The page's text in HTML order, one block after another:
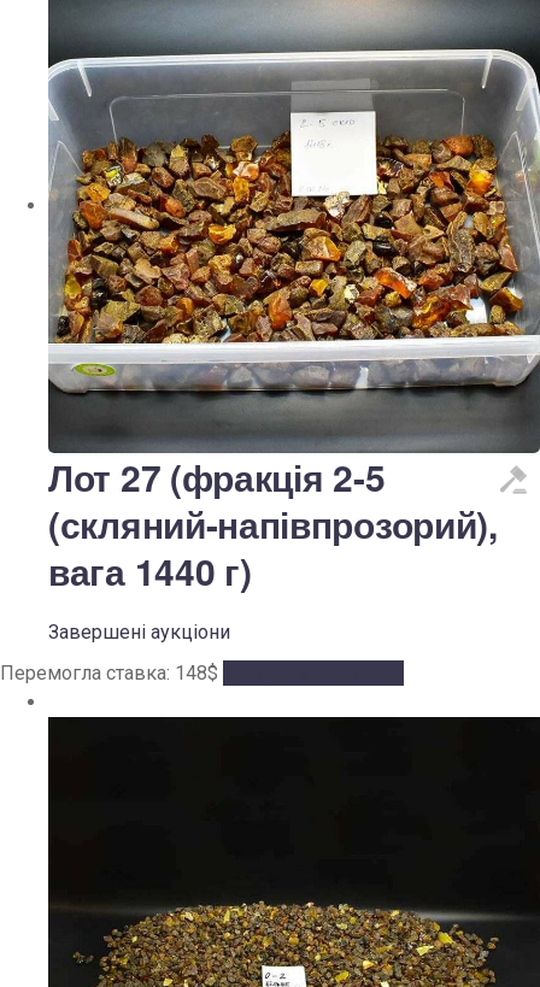
Лот 27 (фракція 2-5
(скляний-напівпрозорий),
вага 1440 г)
Завершені аукціони
Перемогла ставка: 148$